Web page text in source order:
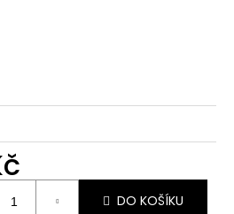
DO KOŠÍKU